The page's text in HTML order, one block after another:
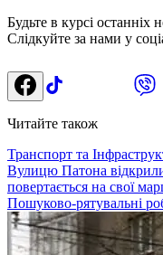
Будьте в курсі останніх
Слідкуйте за нами у
Читайте також
Транспорт та
Вулицю Патона
повертається на свої
Пошуково-рятувальні